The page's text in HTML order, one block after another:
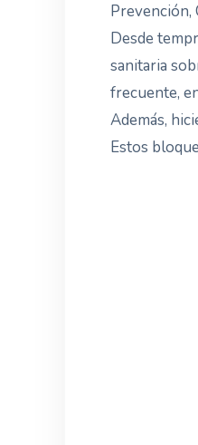
Prevención,
Desde
sanitaria
frecuente,
Además,
Estos